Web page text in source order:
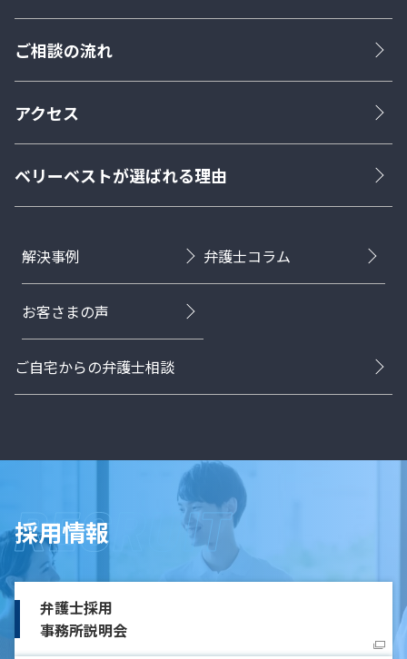
ご相談の流れ
アクセス
ベリーベストが選ばれる理由
解決事例 弁護士コラム
お客さまの声
ご自宅からの弁護士相談
採用情報
弁護士採用
事務所説明会